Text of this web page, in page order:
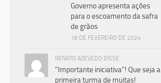
Governo apresenta ações
para o escoamento da safra
de grãos
18 DE FEVEREIRO DE 2024
RENATO AZEVEDO DISSE:
"Importante iniciativa"! Que seja a
primeira turma de muitas!